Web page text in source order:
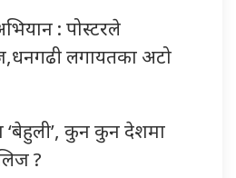
: पोस्टरले
लगायतका अटो
‘बेहुली’, कुन कुन देशमा
?